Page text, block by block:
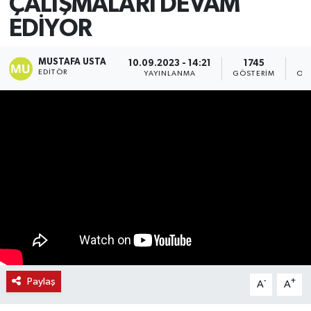
EDİYOR
MUSTAFA USTA
EDITÖR
10.09.2023 - 14:21
YAYINLANMA
1745
GÖSTERIM
Paylaş A- A+